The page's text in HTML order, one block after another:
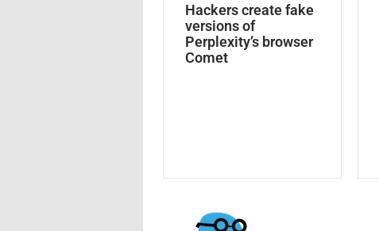
Hackers create fake
versions of
Perplexity’s browser
Comet